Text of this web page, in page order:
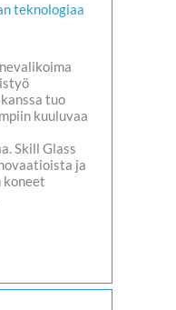
teknologiaa
tuo
kuuluvaa
Skill Glass
ja
koneet